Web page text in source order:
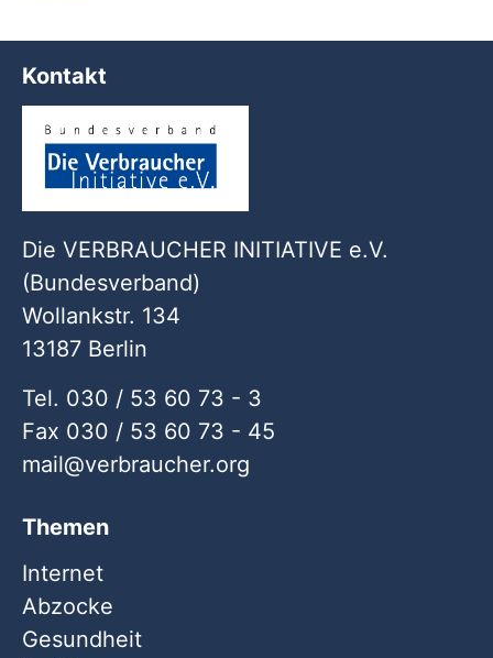
Kontakt
Die VERBRAUCHER INITIATIVE e.V.
(Bundesverband)
Wollankstr. 134
13187 Berlin
Tel. 030 / 53 60 73 - 3
Fax 030 / 53 60 73 - 45
mail
verbraucher org
Themen
Internet
Abzocke
Gesundheit